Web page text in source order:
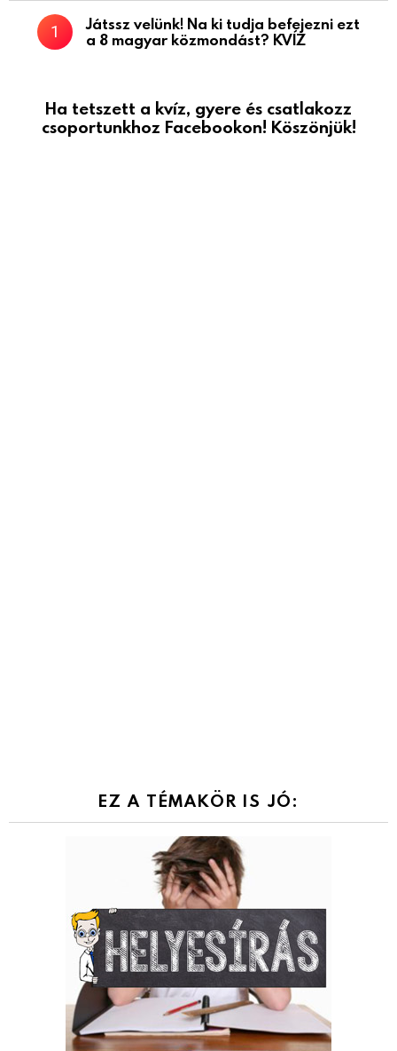
Játssz velünk! Na ki tudja befejezni ezt
a 8 magyar közmondást? KVÍZ
Ha tetszett a kvíz, gyere és csatlakozz
csoportunkhoz Facebookon! Köszönjük!
EZ A TÉMAKÖR IS JÓ: